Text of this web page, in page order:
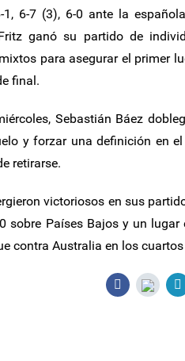
6-7 (3), 6-0 ante la
ganó su partido de
para asegurar el primer
final.
Sebastián Báez
y forzar una definición en
retirarse.
victoriosos en sus
sobre Países Bajos y un lugar
contra Australia en los